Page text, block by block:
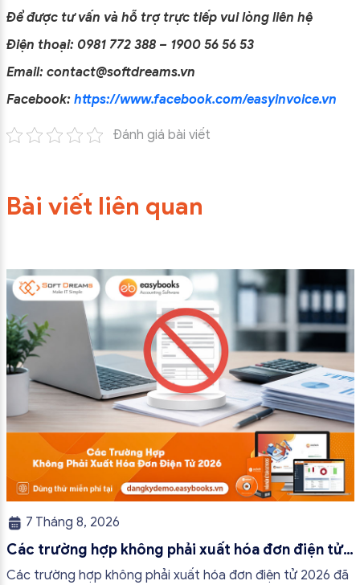
Để được tư vấn và hỗ trợ trực tiếp vui lòng liên hệ
Điện thoại: 0981 772 388 – 1900 56 56 53
Email: contact@softdreams.vn
Facebook: https://www.facebook.com/easyinvoice.vn
Đánh giá bài viết
Bài viết liên quan
7 Tháng 8, 2026
Các trường hợp không phải xuất hóa đơn điện tử
2026
Các trường hợp không phải xuất hóa đơn điện tử 2026 đã